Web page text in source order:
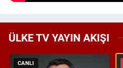
ÜLKE TV YAYIN AKIŞI
CANLI